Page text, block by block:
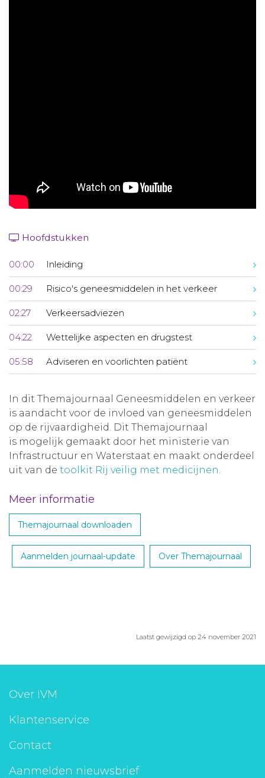
Hoofdstukken
00:00 Inleiding
00:29 Risico's geneesmiddelen in het verkeer
02:27 Verkeersadviezen
04:22 Wettelijke aspecten en drugstest
05:58 Adviseren en voorlichten patiënt
In dit Themajournaal Geneesmiddelen en verkeer
is aandacht voor de invloed van geneesmiddelen
op de rijvaardigheid. Dit Themajournaal
is mogelijk gemaakt door het ministerie van
Infrastructuur en Waterstaat en maakt onderdeel
uit van de toolkit Rij veilig met medicijnen.
Meer informatie
Themajournaal downloaden
Aanmelden journaal-update Over Themajournaal
Laatst gewijzigd op 24 november 2021
Over IVM
Klantenservice
Contact
Aanmelden nieuwsbrief